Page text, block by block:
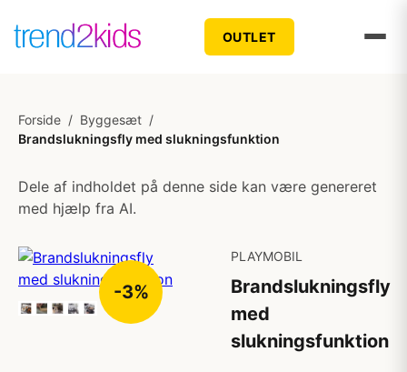
OUTLET
Forside / Byggesæt /
Brandslukningsfly med slukningsfunktion
Dele af indholdet på denne side kan være genereret
med hjælp fra AI.
-3%
PLAYMOBIL
Brandslukningsfly
med
slukningsfunktion